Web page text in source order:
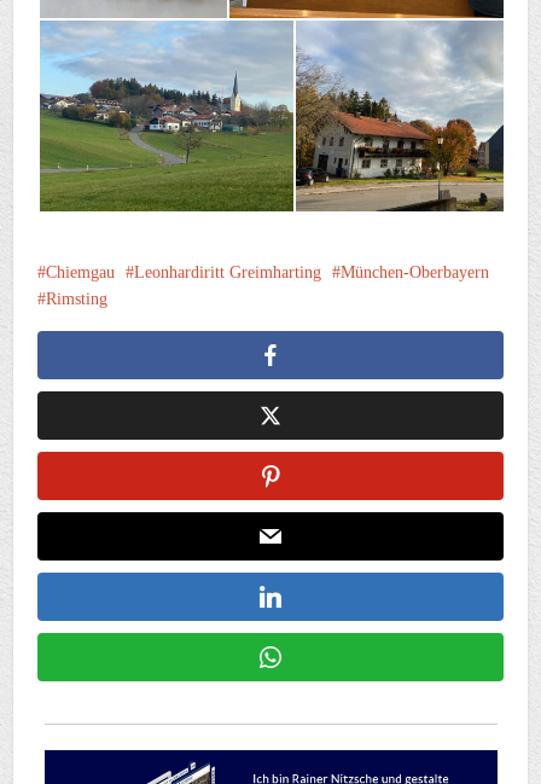
Chiemgau Leonhardiritt Greimharting
München-Oberbayern
Rimsting